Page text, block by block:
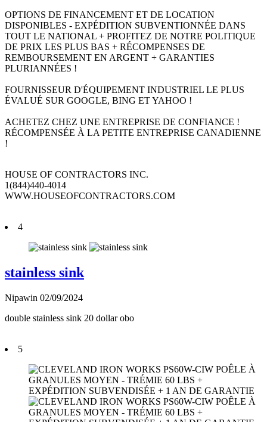
OPTIONS DE FINANCEMENT ET DE LOCATION
DISPONIBLES - EXPÉDITION SUBVENTIONNÉE DANS
TOUT LE NATIONAL + PROFITEZ DE NOTRE POLITIQUE
DE PRIX LES PLUS BAS + RÉCOMPENSES DE
REMBOURSEMENT EN ARGENT + GARANTIES
PLURIANNÉES !
FOURNISSEUR D'ÉQUIPEMENT INDUSTRIEL LE PLUS
ÉVALUÉ SUR GOOGLE, BING ET YAHOO !
ACHETEZ CHEZ UNE ENTREPRISE DE CONFIANCE !
RÉCOMPENSÉE À LA PETITE ENTREPRISE CANADIENNE
!
HOUSE OF CONTRACTORS INC.
1(844)440-4014
WWW.HOUSEOFCONTRACTORS.COM
4
stainless sink
Nipawin 02/09/2024
double stainless sink 20 dollar obo
5